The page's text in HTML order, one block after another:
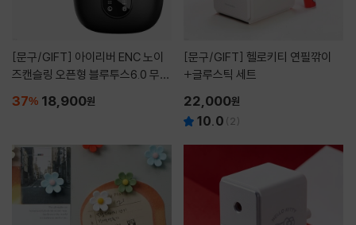
[문구/GIFT]
즈캔슬링 오픈형 블루투스6.0 무선
37% 18,900원
[문구/GIFT]
+글루스틱 세트
22,000원
10.0 ( 2)